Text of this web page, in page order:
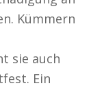
Kümmern
sie auch
Ein